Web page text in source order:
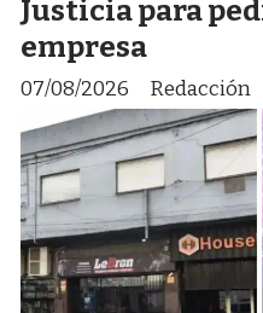
Justicia para
empresa
Redacción
07/08/2026